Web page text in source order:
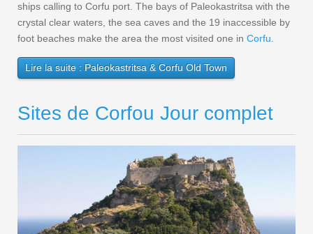
ships calling to Corfu port. The bays of Paleokastritsa with the
crystal clear waters, the sea caves and the 19 inaccessible by
foot beaches make the area the most visited one in Corfu
Lire la suite : Paleokastritsa & Corfu Old Town
Sites de Corfou Jour complet